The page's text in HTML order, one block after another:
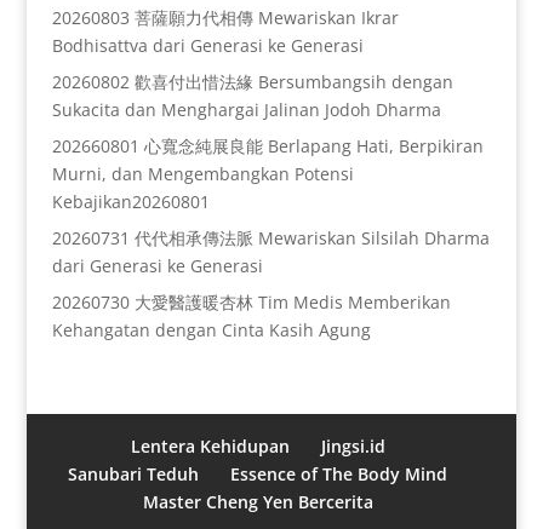
20260803 菩薩願力代相傳 Mewariskan Ikrar
Bodhisattva dari Generasi ke Generasi
20260802 歡喜付出惜法緣 Bersumbangsih dengan
Sukacita dan Menghargai Jalinan Jodoh Dharma
202660801 心寬念純展良能 Berlapang Hati, Berpikiran
Murni, dan Mengembangkan Potensi
Kebajikan20260801
20260731 代代相承傳法脈 Mewariskan Silsilah Dharma
dari Generasi ke Generasi
20260730 大愛醫護暖杏林 Tim Medis Memberikan
Kehangatan dengan Cinta Kasih Agung
Lentera Kehidupan
Jingsi.id
Sanubari Teduh
Essence of The Body Mind
Master Cheng Yen Bercerita